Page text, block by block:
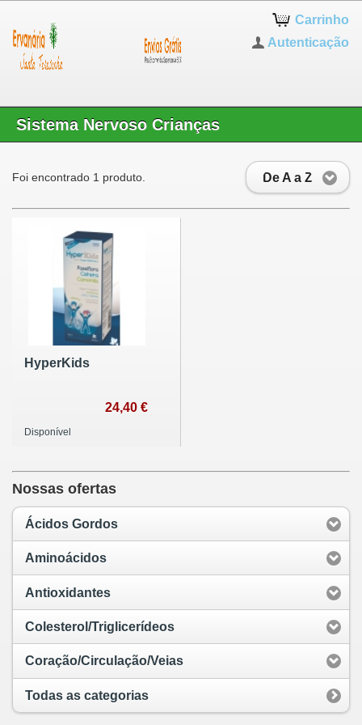
Carrinho
Autenticação
Sistema Nervoso Crianças
De A a Z
Foi encontrado 1 produto.
HyperKids
24,40 €
Disponível
Nossas ofertas
Ácidos Gordos
Aminoácidos
Antioxidantes
Colesterol/Triglicerídeos
Coração/Circulação/Veias
Todas as categorias